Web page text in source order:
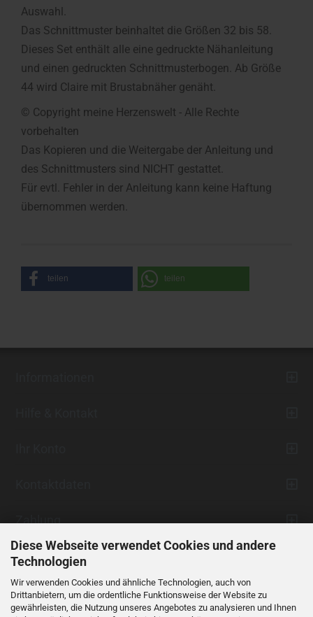
Diese Webseite verwendet Cookies und andere
Technologien
Wir verwenden Cookies und ähnliche Technologien, auch von
Drittanbietern, um die ordentliche Funktionsweise der Website zu
gewährleisten, die Nutzung unseres Angebotes zu analysieren und Ihnen
Auswahl.
Das Schnittmuster beinhaltet die Größen 32 bis 58.
Dieses Set enthält alle eine gedruckte Nähanleitung
und einen gedruckten Schnittmusterbogen. Ab Größe
44 wird Claire mit Brustabnäher genäht.
© Copyright meine Herzenswelt - Alle Rechte
vorbehalten
Das Kopieren und die Weitergabe der Anleitung und
des Schnittmusters sind NICHT gestattet.
Für evtl. Fehler in der Anleitung kann keine Haftung
übernommen werden.
teilen teilen
Zahlung